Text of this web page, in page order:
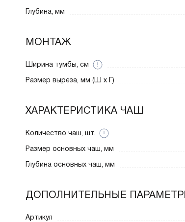
Глубина, мм
МОНТАЖ
Ширина тумбы, см
Размер выреза, мм (Ш x Г)
ХАРАКТЕРИСТИКА ЧАШ
Количество чаш, шт.
Размер основных чаш, мм
Глубина основных чаш, мм
ДОПОЛНИТЕЛЬНЫЕ
Артикул